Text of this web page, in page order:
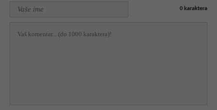
0 karaktera